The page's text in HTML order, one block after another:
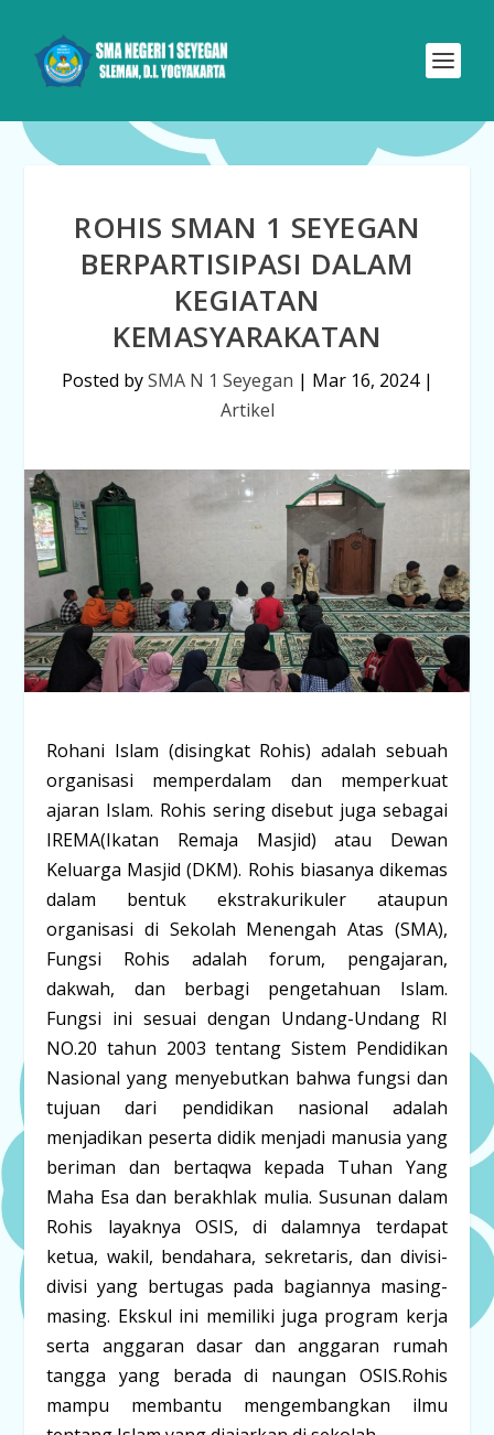
ROHIS SMAN 1 SEYEGAN
BERPARTISIPASI DALAM
KEGIATAN
KEMASYARAKATAN
Posted bySMA N 1 Seyegan | Mar 16, 2024|
Artikel
Rohani Islam (disingkat Rohis) adalah sebuah
organisasi memperdalam dan memperkuat
ajaran Islam. Rohis sering disebut juga sebagai
IREMA(Ikatan Remaja Masjid) atau Dewan
Keluarga Masjid (DKM). Rohis biasanya dikemas
dalam bentuk ekstrakurikuler ataupun
organisasi di Sekolah Menengah Atas (SMA),
Fungsi Rohis adalah forum, pengajaran,
dakwah, dan berbagi pengetahuan Islam.
Fungsi ini sesuai dengan Undang-Undang RI
NO.20 tahun 2003 tentang Sistem Pendidikan
Nasional yang menyebutkan bahwa fungsi dan
tujuan dari pendidikan nasional adalah
menjadikan peserta didik menjadi manusia yang
beriman dan bertaqwa kepada Tuhan Yang
Maha Esa dan berakhlak mulia. Susunan dalam
Rohis layaknya OSIS, di dalamnya terdapat
ketua, wakil, bendahara, sekretaris, dan divisi-
divisi yang bertugas pada bagiannya masing-
masing. Ekskul ini memiliki juga program kerja
serta anggaran dasar dan anggaran rumah
tangga yang berada di naungan OSIS.Rohis
mampu membantu mengembangkan ilmu